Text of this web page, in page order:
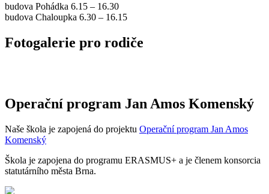
budova Pohádka 6.15 – 16.30
budova Chaloupka 6.30 – 16.15
Fotogalerie pro rodiče
Operační program Jan Amos Komenský
Naše škola je zapojená do projektu Operační program Jan Amos
Komenský
Škola je zapojena do programu ERASMUS+ a je členem konsorcia
statutárního města Brna.